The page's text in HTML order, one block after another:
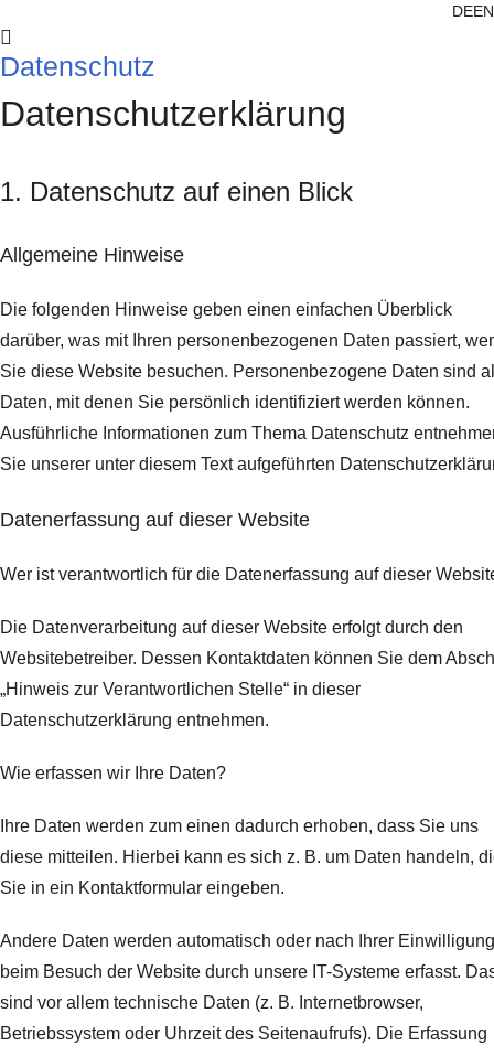
DEEN
Datenschutz
Datenschutz­erklärung
1. Datenschutz auf einen Blick
Allgemeine Hinweise
Die folgenden Hinweise geben einen einfachen Überblick
darüber, was mit Ihren personenbezogenen Daten passiert,
Sie diese Website besuchen. Personenbezogene Daten sind
Daten, mit denen Sie persönlich identifiziert werden können.
Ausführliche Informationen zum Thema Datenschutz
Sie unserer unter diesem Text aufgeführten
Datenerfassung auf dieser Website
Wer ist verantwortlich für die Datenerfassung auf dieser
Die Datenverarbeitung auf dieser Website erfolgt durch den
Websitebetreiber. Dessen Kontaktdaten können Sie dem
„Hinweis zur Verantwortlichen Stelle“ in dieser
Datenschutzerklärung entnehmen.
Wie erfassen wir Ihre Daten?
Ihre Daten werden zum einen dadurch erhoben, dass Sie uns
diese mitteilen. Hierbei kann es sich z. B. um Daten handeln,
Sie in ein Kontaktformular eingeben.
Andere Daten werden automatisch oder nach Ihrer Einwilligung
beim Besuch der Website durch unsere IT-Systeme erfasst.
sind vor allem technische Daten (z. B. Internetbrowser,
Betriebssystem oder Uhrzeit des Seitenaufrufs). Die Erfassung